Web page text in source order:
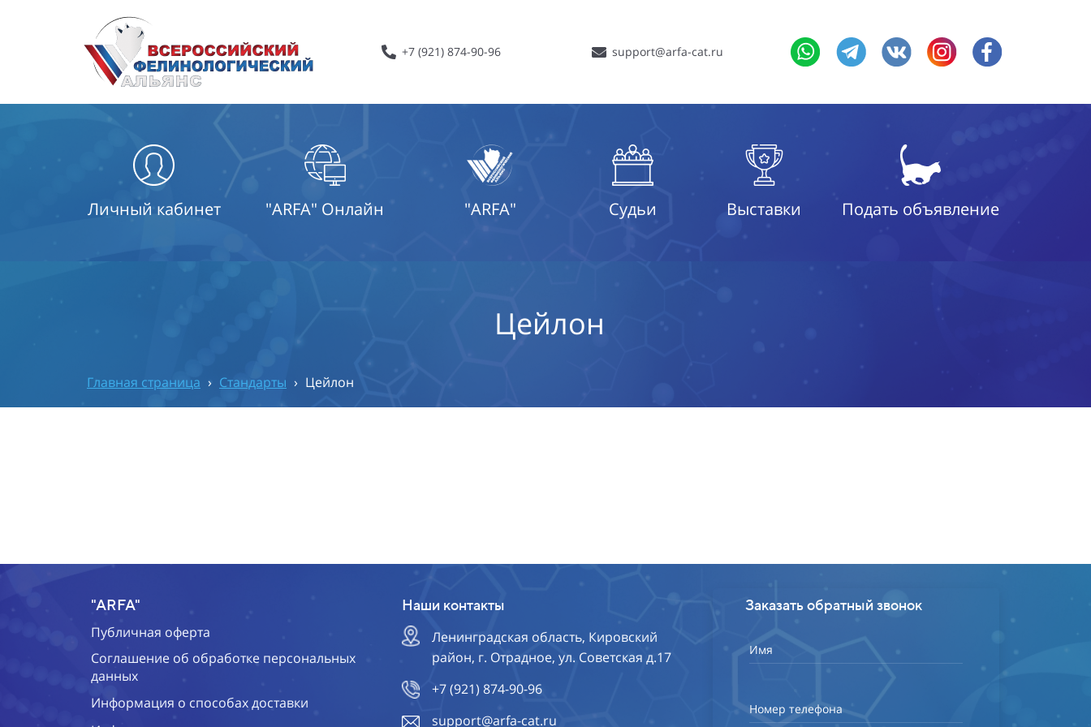
+7 (921) 874-90-96 support@arfa-cat.ru
Личный кабинет "ARFA" Онлайн "ARFA" Судьи Выставки Подать объявление
Цейлон
Главная страница › Стандарты › Цейлон
"ARFA"
Публичная оферта
Соглашение об обработке персональных
данных
Информация о способах доставки
Наши контакты
Ленинградская область, Кировский
район, г. Отрадное, ул. Советская д.17
+7 (921) 874-90-96
support@arfa-cat.ru
Заказать обратный звонок
Имя
Номер телефона